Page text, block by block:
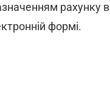
рахунку в
формі.